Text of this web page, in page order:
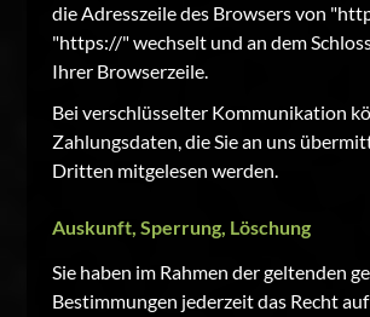
die Adresszeile des Browsers von
"https://" wechselt und an dem
Ihrer Browserzeile.
Bei verschlüsselter Kommunikation
Zahlungsdaten, die Sie an uns
Dritten mitgelesen werden.
Auskunft, Sperrung, Löschung
Sie haben im Rahmen der geltenden
Bestimmungen jederzeit das Recht auf